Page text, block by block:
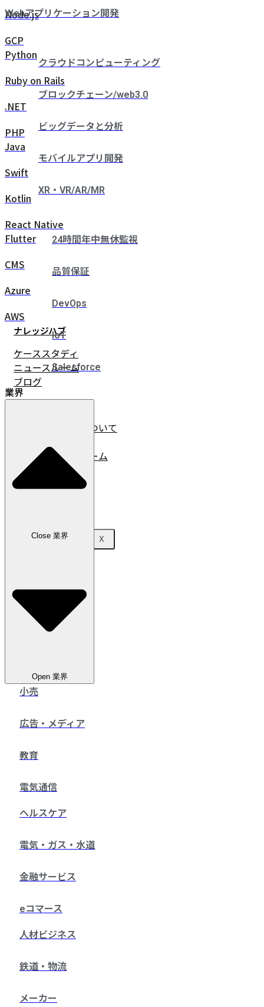
Node.js
GCP
Python
Ruby on Rails
.NET
PHP
Java
Swift
Kotlin
React Native
Flutter
CMS
Azure
AWS
ナレッジハブ
ケーススタディ
ニュースルーム
ブログ
イノベーチャーについて
リーダーシップチーム
採用情報
お問い合わせ
X
Webアプリケーション開発
クラウドコンピューティング
ブロックチェーン/web3.0
ビッグデータと分析
モバイルアプリ開発
XR・VR/AR/MR
24時間年中無休監視
品質保証
DevOps
IoT
Salesforce
業界
Close 業界
Open 業界
小売
広告・メディア
教育
電気通信
ヘルスケア
電気・ガス・水道
金融サービス
eコマース
人材ビジネス
鉄道・物流
メーカー